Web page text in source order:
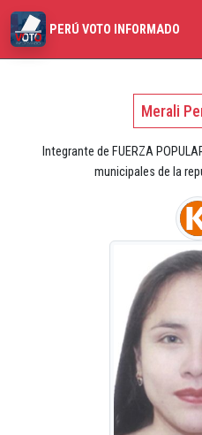
PERÚ VOTO INFORMADO
Merali
Integrante de FUERZA
municipales de la